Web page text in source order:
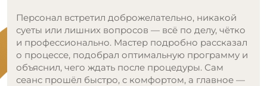
Ходила ко всем специалистам, девушки все
компетентные, все подробно рассказывают и
процедуры проходят максимально комфортно и
безболезненно